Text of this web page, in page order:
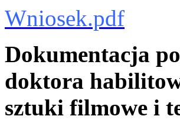
Wniosek.pdf
Dokumentacja
doktora
sztuki filmowe i